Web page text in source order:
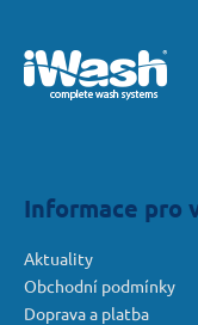
Informace pro
Aktuality
Obchodní podmínky
Doprava a platba